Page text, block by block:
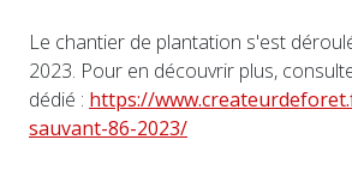
Le chantier de plantation s'est
2023. Pour en découvrir plus,
dédié : https://
sauvant-86-2023/